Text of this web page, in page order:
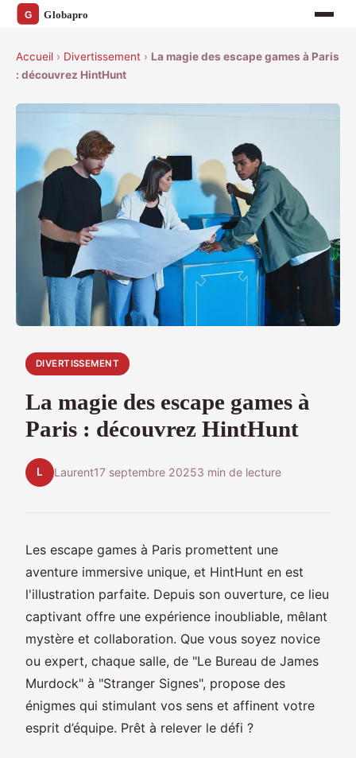
Accueil › Divertissement › La magie des escape games à Paris
: découvrez HintHunt
DIVERTISSEMENT
La magie des escape games à
Paris : découvrez HintHunt
L Laurent17 septembre 20253 min de lecture
Les escape games à Paris promettent une
aventure immersive unique, et HintHunt en est
l'illustration parfaite. Depuis son ouverture, ce lieu
captivant offre une expérience inoubliable, mêlant
mystère et collaboration. Que vous soyez novice
ou expert, chaque salle, de "Le Bureau de James
Murdock" à "Stranger Signes", propose des
énigmes qui stimulant vos sens et affinent votre
esprit d’équipe. Prêt à relever le défi ?